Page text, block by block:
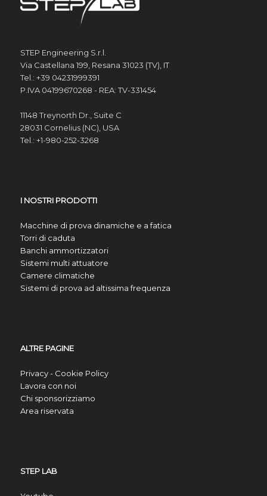
STEP Engineering S.r.l.
Via Castellana 199, Resana 31023 (TV), IT
Tel.: +39 04231999391
P.IVA 04199670268 - REA: TV-331454
11148 Treynorth Dr., Suite C
28031 Cornelius (NC), USA
Tel.: +1-980-252-3268
I NOSTRI PRODOTTI
Macchine di prova dinamiche e a fatica
Torri di caduta
Banchi ammortizzatori
Sistemi multi attuatore
Camere climatiche
Sistemi di prova ad altissima frequenza
ALTRE PAGINE
Privacy - Cookie Policy
Lavora con noi
Chi sponsorizziamo
Area riservata
STEP LAB